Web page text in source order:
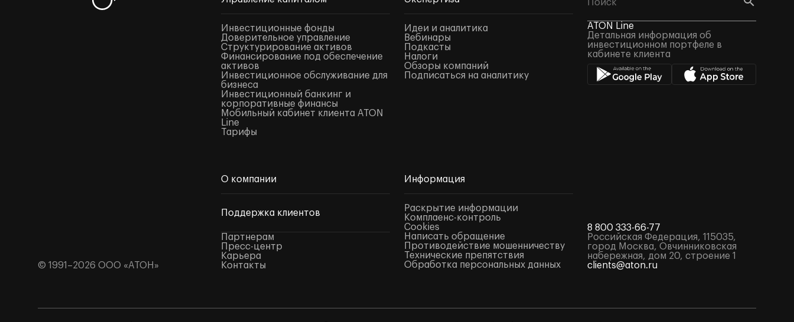
© 1991–2026 ООО «АТОН»
Инвестиционные фонды
Доверительное управление
Структурирование активов
Финансирование под обеспечение
активов
Инвестиционное обслуживание для
бизнеса
Инвестиционный банкинг и
корпоративные финансы
Мобильный кабинет клиента ATON
Line
Тарифы
Идеи и аналитика
Вебинары
Подкасты
Налоги
Обзоры компаний
Подписаться на аналитику
О компании
Поддержка клиентов
Партнерам
Пресс-центр
Карьера
Контакты
Информация
Раскрытие информации
Комплаенс-контроль
Cookies
Написать обращение
Противодействие мошенничеству
Технические препятствия
Обработка персональных данных
ATON Line
Детальная информация об
инвестиционном портфеле в
кабинете клиента
8 800 333-66-77
Российская Федерация, 115035,
город Москва, Овчинниковская
набережная, дом 20, строение 1
clients@aton.ru